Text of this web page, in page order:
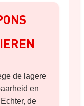
de lagere
en
de